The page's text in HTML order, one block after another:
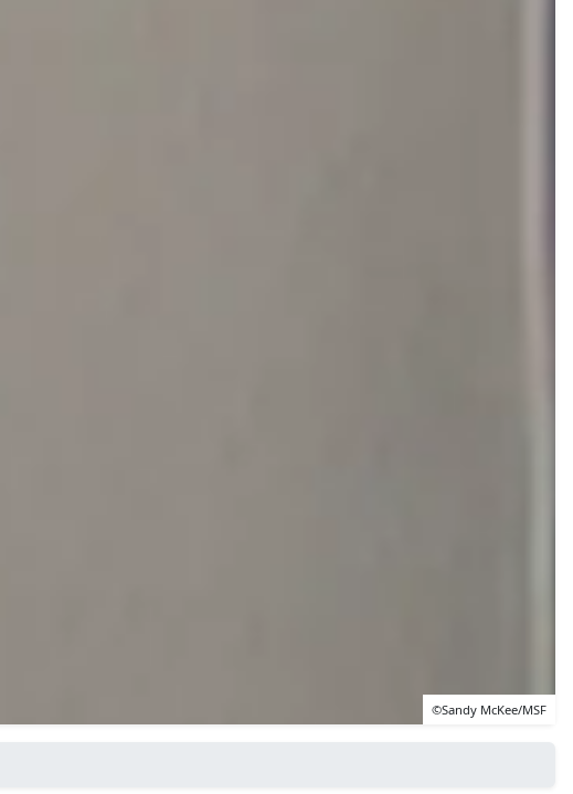
©Sandy McKee/MSF